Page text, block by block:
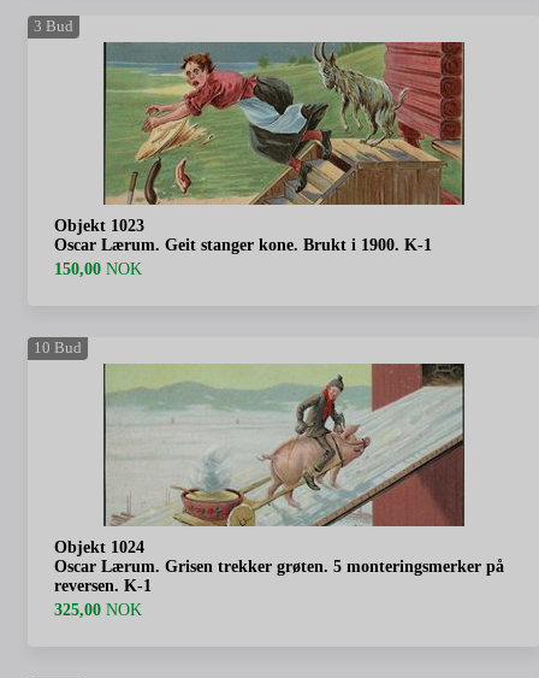
3 Bud
Objekt 1023
Oscar Lærum. Geit stanger kone. Brukt i 1900. K-1
150,00 NOK
10 Bud
Objekt 1024
Oscar Lærum. Grisen trekker grøten. 5 monteringsmerker på
reversen. K-1
325,00 NOK